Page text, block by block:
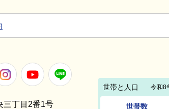
InstagramYoutube
三丁目2番1号